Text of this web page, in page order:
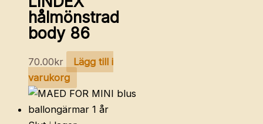
hålmönstrad
body 86
70.00kr
Lägg till i
varukorg